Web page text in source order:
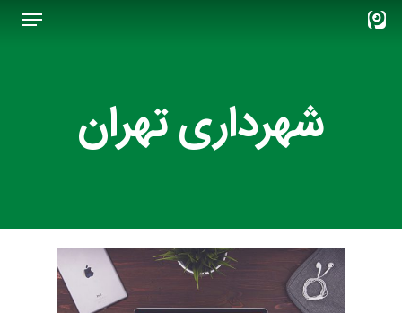
Skip
Menu
شهرداری تهران